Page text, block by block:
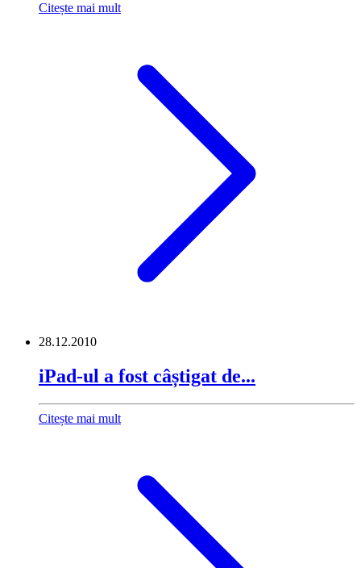
Citește mai mult
28.12.2010
iPad-ul a fost câștigat de...
Citește mai mult